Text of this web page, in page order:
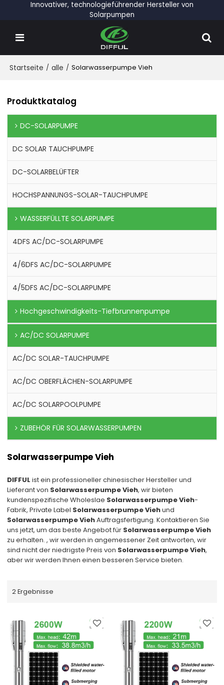
Innovativer, technologieführender Hersteller von
Solarpumpen
Startseite / alle / Solarwasserpumpe Vieh
Produktkatalog
DC-SOLARPUMPE
DC SOLAR TAUCHPUMPE
DC-SOLARBELÜFTER
HOCHSPANNUNGS-SOLAR-TAUCHPUMPE
WASSERFÜLLTE SOLARPUMPE
4DFS AC/DC-SOLARPUMPE
4/6DFS AC/DC-SOLARPUMPE
4/5DFS AC/DC-SOLARPUMPE
Hochgeschwindigkeits-Tiefbrunnenpumpe
AC/DC SOLARPUMPE
AC/DC SOLAR-TAUCHPUMPE
AC/DC OBERFLÄCHEN-SOLARPUMPE
AC/DC SOLARPOOLPUMPE
ZUBEHÖR FÜR SOLARWASSERPUMPEN
Solarwasserpumpe Vieh
DIFFUL ist ein professioneller chinesischer Hersteller und
Lieferant von Solarwasserpumpe Vieh, wir bieten
kundenspezifische Wholeslae Solarwasserpumpe Vieh-
Fabrik, Private Label Solarwasserpumpe Viehund
Solarwasserpumpe ViehAuftragsfertigung. Kontaktieren Sie
uns jetzt, um das beste Angebot für Solarwasserpumpe Vieh
zu erhalten. , wir werden in angemessener Zeit antworten, wir
sind nicht der niedrigste Preis von Solarwasserpumpe Vieh,
aber wir werden Ihnen einen besseren Service bieten.
2 Ergebnisse